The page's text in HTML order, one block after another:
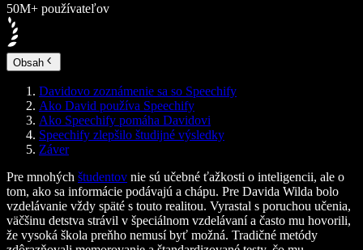
50M+ používateľov
Obsah
Davidovo zoznámenie sa so Speechify
Ako David používa Speechify
Ako Speechify pomáha Davidovi
Speechify zlepšilo študijné výsledky
Záver
Pre mnohých študentov nie sú učebné ťažkosti o inteligencii, ale o
tom, ako sa informácie podávajú a chápu. Pre Davida Wilda bolo
vzdelávanie vždy späté s touto realitou. Vyrastal s poruchou učenia,
väčšinu detstva strávil v špeciálnom vzdelávaní a často mu hovorili,
že vysoká škola preňho nemusí byť možná. Tradičné metódy